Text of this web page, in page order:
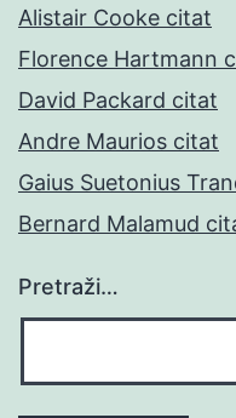
Alistair Cooke citat
Florence Hartmann
David Packard citat
Andre Maurios citat
Gaius Suetonius
Bernard Malamud
Pretraži…